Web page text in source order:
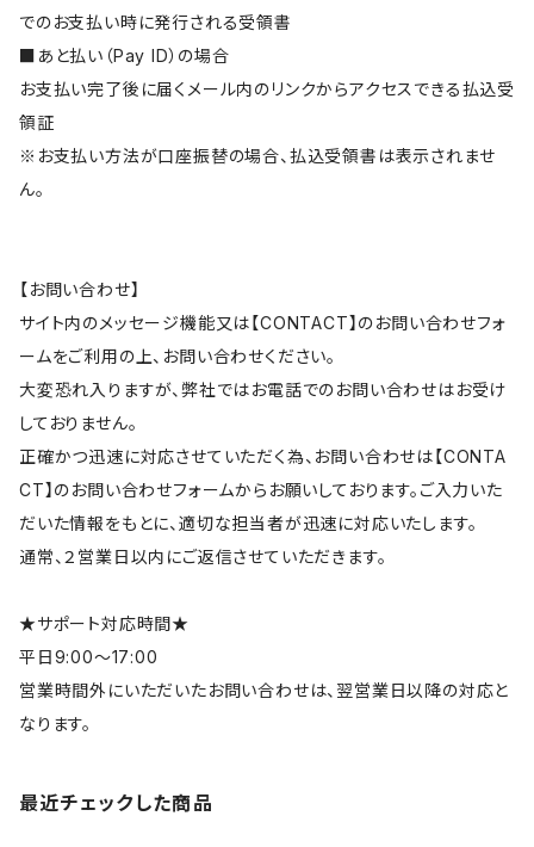
でのお支払い時に発行される受領書
■あと払い（Pay ID）の場合
お支払い完了後に届くメール内のリンクからアクセスできる払込受
領証
※お支払い方法が口座振替の場合、払込受領書は表示されませ
ん。
【お問い合わせ】
サイト内のメッセージ機能又は【CONTACT】のお問い合わせフォ
ームをご利用の上、お問い合わせください。
大変恐れ入りますが、弊社ではお電話でのお問い合わせはお受け
しておりません。
正確かつ迅速に対応させていただく為、お問い合わせは【CONTA
CT】のお問い合わせフォームからお願いしております。ご入力いた
だいた情報をもとに、適切な担当者が迅速に対応いたします。
通常、２営業日以内にご返信させていただきます。
★サポート対応時間★
平日9:00～17:00
営業時間外にいただいたお問い合わせは、翌営業日以降の対応と
なります。
最近チェックした商品